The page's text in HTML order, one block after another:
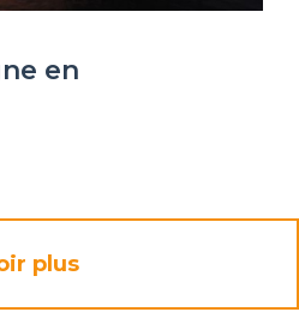
en
plus